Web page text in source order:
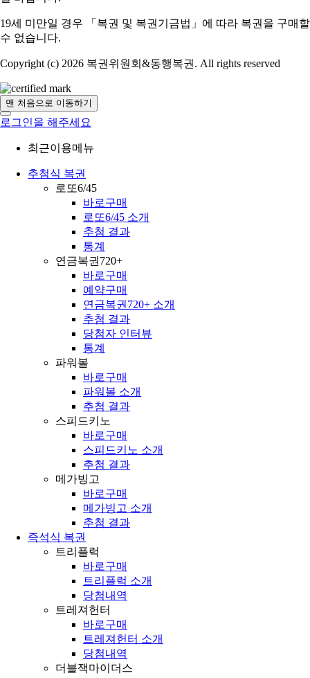
19세 미만일 경우 「복권 및 복권기금법」에 따라 복권을 구매할
수 없습니다.
Copyright (c) 2026 복권위원회&동행복권. All rights reserved
맨 처음으로 이동하기
로그인을 해주세요
최근이용메뉴
추첨식 복권
로또6/45
바로구매
로또6/45 소개
추첨 결과
통계
연금복권720+
바로구매
예약구매
연금복권720+ 소개
추첨 결과
당첨자 인터뷰
통계
파워볼
바로구매
파워볼 소개
추첨 결과
스피드키노
바로구매
스피드키노 소개
추첨 결과
메가빙고
바로구매
메가빙고 소개
추첨 결과
즉석식 복권
트리플럭
바로구매
트리플럭 소개
당첨내역
트레져헌터
바로구매
트레져헌터 소개
당첨내역
더블잭마이더스